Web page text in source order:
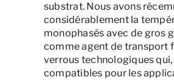
substrat. Nous avons
considérablement la
monophasés avec de gros
comme agent de transport
verrous technologiques
compatibles pour les